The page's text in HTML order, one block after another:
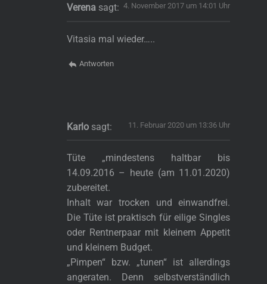
Verena sagt: 4. November 2017 um 14:01 Uhr
Vitasia mal wieder…..
Antworten
Karlo sagt: 11. Februar 2020 um 13:36 Uhr
Tüte „mindestens haltbar bis
14.09.2016 – heute (am 11.01.2020)
zubereitet.
Inhalt war trocken und einwandfrei.
Die Tüte ist praktisch für eilige Singles
oder Rentnerpaar mit kleinem Appetit
und kleinem Budget.
„Pimpen“ bzw. „tunen“ ist allerdings
angeraten. Denn selbstverständlich